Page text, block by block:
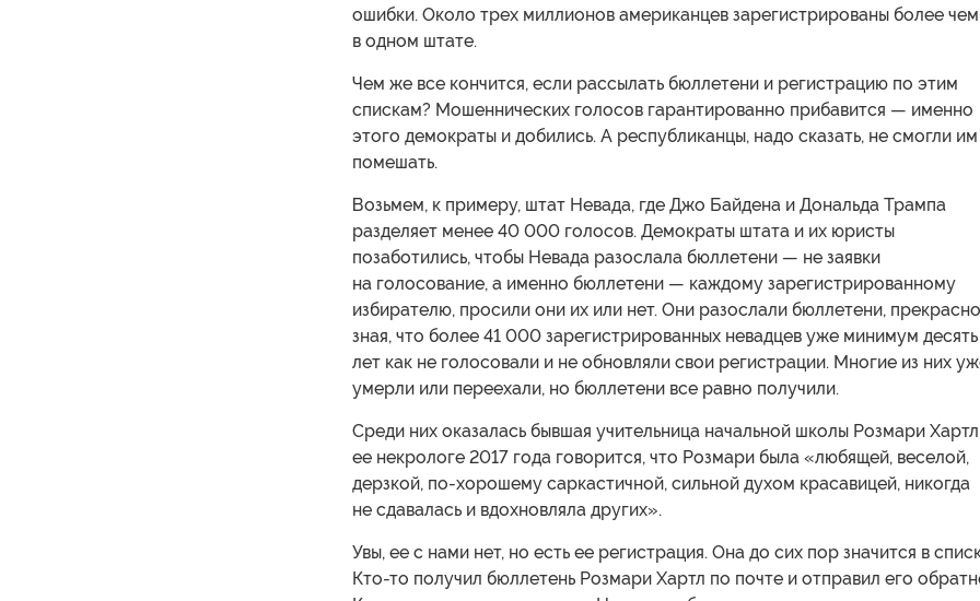
ошибки. Около трех миллионов американцев зарегистрированы более чем
в одном штате.
Чем же все кончится, если рассылать бюллетени и регистрацию по этим
спискам? Мошеннических голосов гарантированно прибавится — именно
этого демократы и добились. А республиканцы, надо сказать, не смогли им
помешать.
Возьмем, к примеру, штат Невада, где Джо Байдена и Дональда Трампа
разделяет менее 40 000 голосов. Демократы штата и их юристы
позаботились, чтобы Невада разослала бюллетени — не заявки
на голосование, а именно бюллетени — каждому зарегистрированному
избирателю, просили они их или нет. Они разослали бюллетени, прекрасно
зная, что более 41 000 зарегистрированных невадцев уже минимум десять
лет как не голосовали и не обновляли свои регистрации. Многие из них
умерли или переехали, но бюллетени все равно получили.
Среди них оказалась бывшая учительница начальной школы Розмари
ее некрологе 2017 года говорится, что Розмари была «любящей, веселой,
дерзкой, по-хорошему саркастичной, сильной духом красавицей, никогда
не сдавалась и вдохновляла других».
Увы, ее с нами нет, но есть ее регистрация. Она до сих пор значится в
Кто-то получил бюллетень Розмари Хартл по почте и отправил его